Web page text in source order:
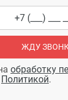
ЖДУ
обработку
Политикой.